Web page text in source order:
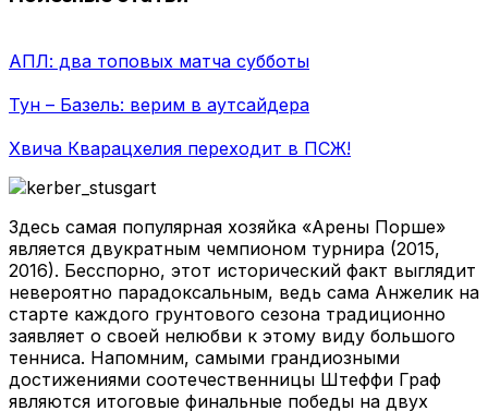
АПЛ: два топовых матча субботы
Тун – Базель: верим в аутсайдера
Хвича Кварацхелия переходит в ПСЖ!
Здесь самая популярная хозяйка «Арены Порше»
является двукратным чемпионом турнира (2015,
2016). Бесспорно, этот исторический факт выглядит
невероятно парадоксальным, ведь сама Анжелик на
старте каждого грунтового сезона традиционно
заявляет о своей нелюбви к этому виду большого
тенниса. Напомним, самыми грандиозными
достижениями соотечественницы Штеффи Граф
являются итоговые финальные победы на двух